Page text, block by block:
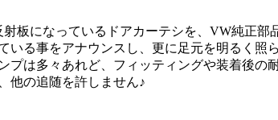
板になっているドアカーテシを、VW純正部
いる事をアナウンスし、更に足元を明るく照ら
プは多々あれど、フィッティングや装着後の
他の追随を許しません♪